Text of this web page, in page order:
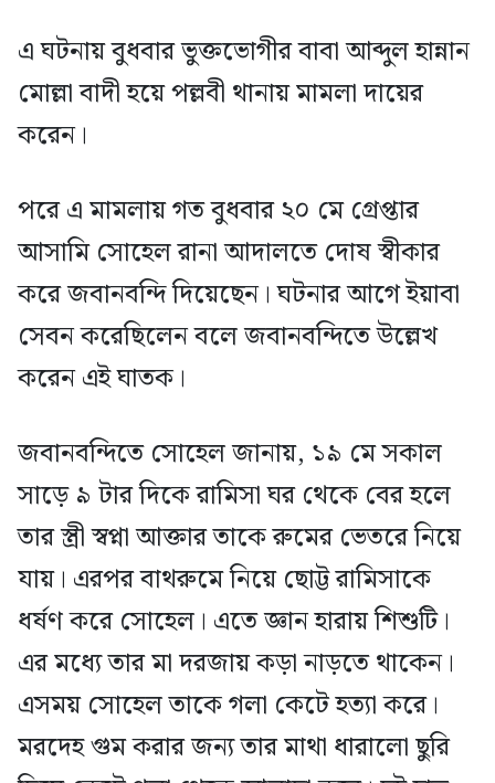
এ ঘটনায় বুধবার ভুক্তভোগীর বাবা আব্দুল হান্নান
মোল্লা বাদী হয়ে পল্লবী থানায় মামলা দায়ের
করেন।
পরে এ মামলায় গত বুধবার ২০ মে গ্রেপ্তার
আসামি সোহেল রানা আদালতে দোষ স্বীকার
করে জবানবন্দি দিয়েছেন। ঘটনার আগে ইয়াবা
সেবন করেছিলেন বলে জবানবন্দিতে উল্লেখ
করেন এই ঘাতক।
জবানবন্দিতে সোহেল জানায়, ১৯ মে সকাল
সাড়ে ৯ টার দিকে রামিসা ঘর থেকে বের হলে
তার স্ত্রী স্বপ্না আক্তার তাকে রুমের ভেতরে নিয়ে
যায়। এরপর বাথরুমে নিয়ে ছোট্ট রামিসাকে
ধর্ষণ করে সোহেল। এতে জ্ঞান হারায় শিশুটি।
এর মধ্যে তার মা দরজায় কড়া নাড়তে থাকেন।
এসময় সোহেল তাকে গলা কেটে হত্যা করে।
মরদেহ গুম করার জন্য তার মাথা ধারালো ছুরি